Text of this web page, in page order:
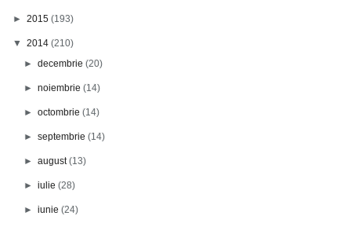
► 2015 (193)
▼ 2014 (210)
►decembrie(20)
►noiembrie(14)
►octombrie(14)
►septembrie(14)
►august(13)
►iulie(28)
►iunie(24)